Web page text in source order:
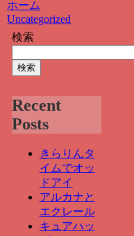
ホーム
Uncategorized
検索
検索
Recent
Posts
きらりんタ
イムでオッ
ドアイ
アルカナと
エクレール
キュアハッ